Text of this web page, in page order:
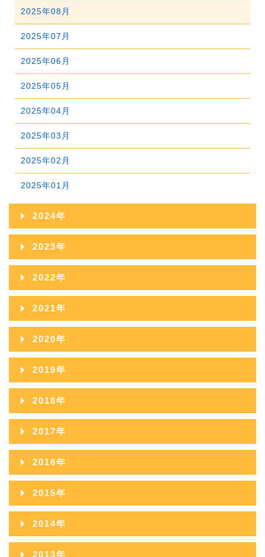
2026年03月
2026年02月
2026年01月
2025年08月
2025年07月
2025年06月
2025年05月
2025年04月
2025年03月
2025年02月
2025年01月
2024年
2024年12月
2024年11月
2024年10月
2024年09月
2024年08月
2024年07月
2024年06月
2024年05月
2024年03月
2024年02月
2024年01月
2023年
2023年12月
2023年11月
2023年10月
2023年09月
2023年08月
2023年07月
2023年06月
2023年05月
2023年03月
2023年02月
2023年01月
2022年
2022年12月
2022年11月
2022年10月
2022年09月
2022年08月
2022年07月
2022年06月
2022年05月
2022年03月
2022年02月
2021年
2021年12月
2021年11月
2021年10月
2021年09月
2021年08月
2021年07月
2021年06月
2021年05月
2020年
2020年12月
2020年11月
2020年10月
2020年09月
2020年08月
2020年07月
2020年06月
2020年05月
2019年
2019年12月
2019年11月
2019年10月
2019年09月
2019年08月
2019年07月
2019年06月
2018年
2018年12月
2018年11月
2018年10月
2018年09月
2018年08月
2018年07月
2017年
2017年12月
2017年11月
2017年10月
2017年09月
2016年
2016年12月
2016年11月
2016年10月
2015年
2015年12月
2015年11月
2014年
2014年12月
2013年